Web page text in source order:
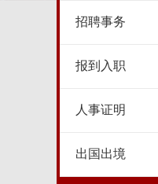
招聘事务
报到入职
人事证明
出国出境